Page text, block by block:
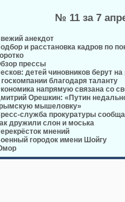
№ 11 за 7
анекдот
и расстановка кадров по
прессы
детей чиновников берут
госкомпании благодаря таланту
напрямую связана со
Орешкин: «Путин
мышеловку»
служба прокуратуры
дружили слон и моська
мнений
городок имени Шойгу